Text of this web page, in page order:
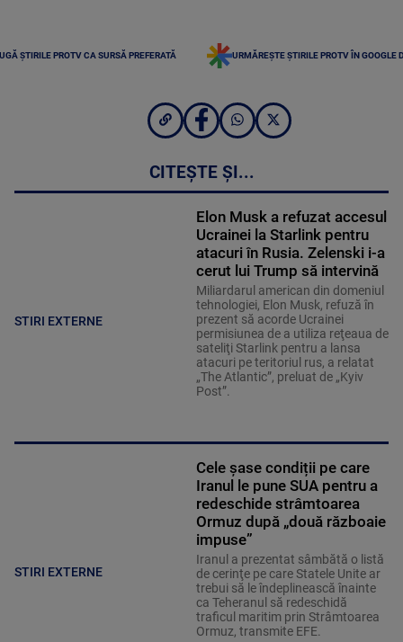
ȘTIRILE PROTV CA SURSĂ PREFERATĂ URMĂREȘTE ȘTIRILE PROTV ÎN GOOGLE
CITEȘTE ȘI...
STIRI EXTERNE
Elon Musk a refuzat accesul
Ucrainei la Starlink pentru
atacuri în Rusia. Zelenski i-a
cerut lui Trump să intervină
Miliardarul american din domeniul
tehnologiei, Elon Musk, refuză în
prezent să acorde Ucrainei
permisiunea de a utiliza reţeaua de
sateliţi Starlink pentru a lansa
atacuri pe teritoriul rus, a relatat
„The Atlantic”, preluat de „Kyiv
Post”.
STIRI EXTERNE
Cele șase condiții pe care
Iranul le pune SUA pentru a
redeschide strâmtoarea
Ormuz după „două războaie
impuse”
Iranul a prezentat sâmbătă o listă
de cerinţe pe care Statele Unite ar
trebui să le îndeplinească înainte
ca Teheranul să redeschidă
traficul maritim prin Strâmtoarea
Ormuz, transmite EFE.